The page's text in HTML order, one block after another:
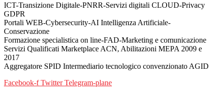
ICT-Transizione Digitale-PNRR-Servizi digitali CLOUD-Privacy
GDPR
Portali WEB-Cybersecurity-AI Intelligenza Artificiale-
Conservazione
Formazione specialistica on line-FAD-Marketing e comunicazione
Servizi Qualificati Marketplace ACN, Abilitazioni MEPA 2009 e
2017
Aggregatore SPID Intermediario tecnologico convenzionato AGID
Facebook-f Twitter Telegram-plane